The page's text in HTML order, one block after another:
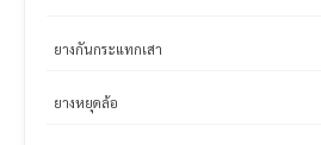
ยางกันกระแทกเสา
ยางหยุดล้อ